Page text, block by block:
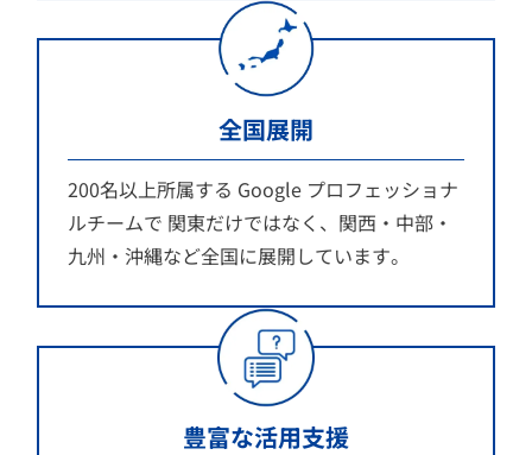
全国展開
200名以上所属する Google プロフェッショナ
ルチームで 関東だけではなく、関西・中部・
九州・沖縄など全国に展開しています。
豊富な活用支援